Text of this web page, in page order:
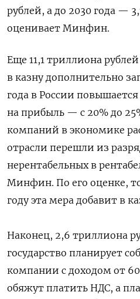
рублей, а до 2030 года —
оценивает Минфин.
Еще 11,1 триллиона
в казну дополнительно
года в России повышается
на прибыль — с 20% до
компаний в экономике
отрасли перешли из
нерентабельных в
Минфин. По его оценке,
году эта мера добавит в
Наконец, 2,6 триллиона
государство планирует
компании с доходом от
обяжут платить НДС, а